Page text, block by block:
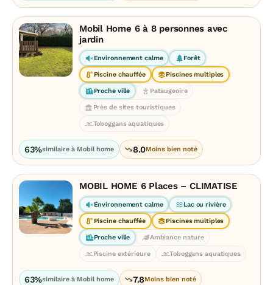
Mobil Home 6 à 8 personnes avec
jardin
Environnement calme Forêt
Piscine chauffée Piscines multiples
Proche ville Pataugeoire
Près de sites touristiques
Toboggans aquatiques
63%similaire à Mobil home 8.0Moins bien noté
MOBIL HOME 6 Places – CLIMATISE
Environnement calme Lac ou rivière
Piscine chauffée Piscines multiples
Proche ville Ambiance nature
Piscine extérieure Toboggans aquatiques
63%similaire à Mobil home 7.8Moins bien noté